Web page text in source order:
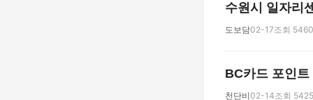
수원시 일자리
도보담02-17조회 5460
BC카드 포인
천단비02-14조회 5425